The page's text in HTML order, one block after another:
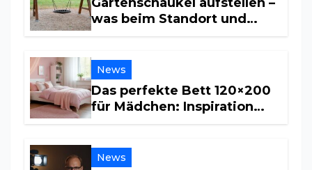
was beim Standort und
News
Das perfekte Bett 120×200
für Mädchen: Inspiration
News